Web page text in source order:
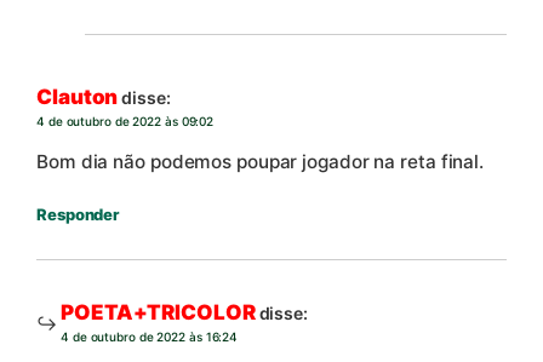
Clautondisse:
4 de outubro de 2022 às 09:02
Bom dia não podemos poupar jogador na reta final.
Responder
POETA+TRICOLORdisse:
4 de outubro de 2022 às 16:24